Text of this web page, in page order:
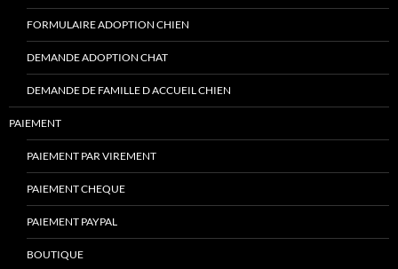
FORMULAIRE ADOPTION CHIEN
DEMANDE ADOPTION CHAT
DEMANDE DE FAMILLE D ACCUEIL CHIEN
PAIEMENT
PAIEMENT PAR VIREMENT
PAIEMENT CHEQUE
PAIEMENT PAYPAL
BOUTIQUE